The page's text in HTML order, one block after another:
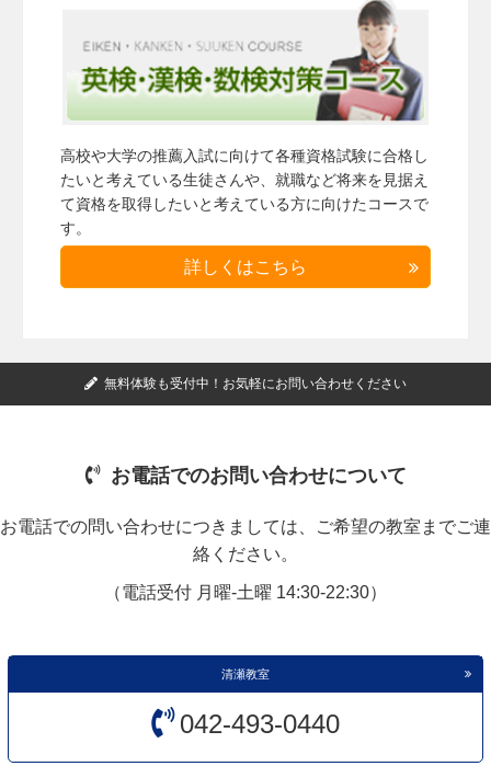
高校や大学の推薦入試に向けて各種資格試験に合格し
たいと考えている生徒さんや、就職など将来を見据え
て資格を取得したいと考えている方に向けたコースで
す。
詳しくはこちら
無料体験も受付中！お気軽にお問い合わせください
お電話でのお問い合わせについて
お電話での問い合わせにつきましては、ご希望の教室までご連
絡ください。
（電話受付 月曜-土曜 14:30-22:30）
清瀬教室
042-493-0440